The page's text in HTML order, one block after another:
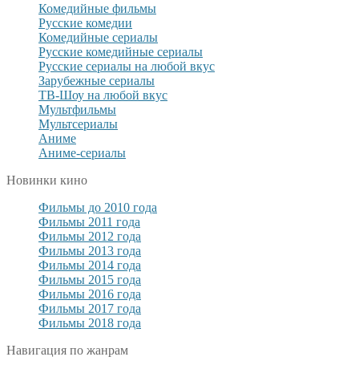
Комедийные фильмы
Русские комедии
Комедийные сериалы
Русские комедийные сериалы
Русские сериалы на любой вкус
Зарубежные сериалы
ТВ-Шоу на любой вкус
Мультфильмы
Мультсериалы
Аниме
Аниме-сериалы
Новинки кино
Фильмы до 2010 года
Фильмы 2011 года
Фильмы 2012 года
Фильмы 2013 года
Фильмы 2014 года
Фильмы 2015 года
Фильмы 2016 года
Фильмы 2017 года
Фильмы 2018 года
Навигация по жанрам